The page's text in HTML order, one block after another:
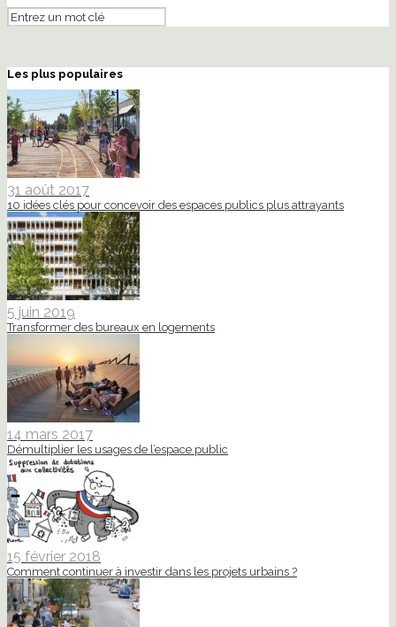
Les plus populaires
31 août 2017
10 idées clés pour concevoir des espaces publics plus attrayants
5 juin 2019
Transformer des bureaux en logements
14 mars 2017
Démultiplier les usages de l’espace public
15 février 2018
Comment continuer à investir dans les projets urbains ?